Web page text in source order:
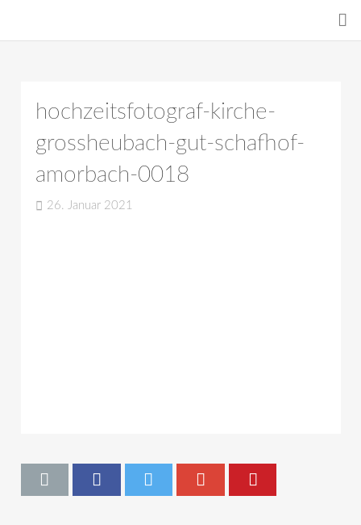
hochzeitsfotograf-kirche-
grossheubach-gut-schafhof-
amorbach-0018
26. Januar 2021